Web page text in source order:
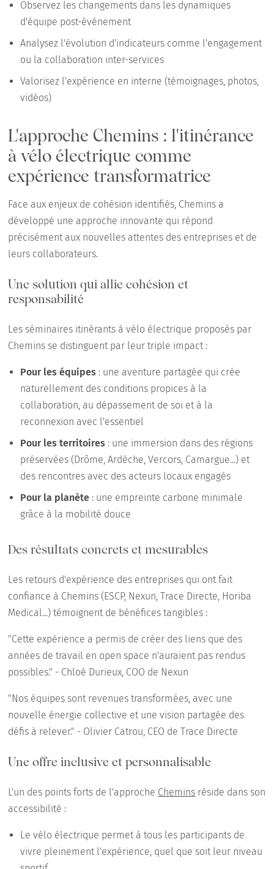
Observez les changements dans les dynamiques
d'équipe post-événement
Analysez l'évolution d'indicateurs comme l'engagement
ou la collaboration inter-services
Valorisez l'expérience en interne (témoignages, photos,
vidéos)
L'approche Chemins : l'itinérance
à vélo électrique comme
expérience transformatrice
Face aux enjeux de cohésion identifiés, Chemins a
développé une approche innovante qui répond
précisément aux nouvelles attentes des entreprises et de
leurs collaborateurs.
Une solution qui allie cohésion et
responsabilité
Les séminaires itinérants à vélo électrique proposés par
Chemins se distinguent par leur triple impact :
Pour les équipes : une aventure partagée qui crée
naturellement des conditions propices à la
collaboration, au dépassement de soi et à la
reconnexion avec l'essentiel
Pour les territoires : une immersion dans des régions
préservées (Drôme, Ardèche, Vercors, Camargue...) et
des rencontres avec des acteurs locaux engagés
Pour la planète : une empreinte carbone minimale
grâce à la mobilité douce
Des résultats concrets et mesurables
Les retours d'expérience des entreprises qui ont fait
confiance à Chemins (ESCP, Nexun, Trace Directe, Horiba
Medical...) témoignent de bénéfices tangibles :
"Cette expérience a permis de créer des liens que des
années de travail en open space n'auraient pas rendus
possibles." - Chloé Durieux, COO de Nexun
"Nos équipes sont revenues transformées, avec une
nouvelle énergie collective et une vision partagée des
défis à relever." - Olivier Catrou, CEO de Trace Directe
Une offre inclusive et personnalisable
L'un des points forts de l'approche Chemins réside dans son
accessibilité :
Le vélo électrique permet à tous les participants de
vivre pleinement l'expérience, quel que soit leur niveau